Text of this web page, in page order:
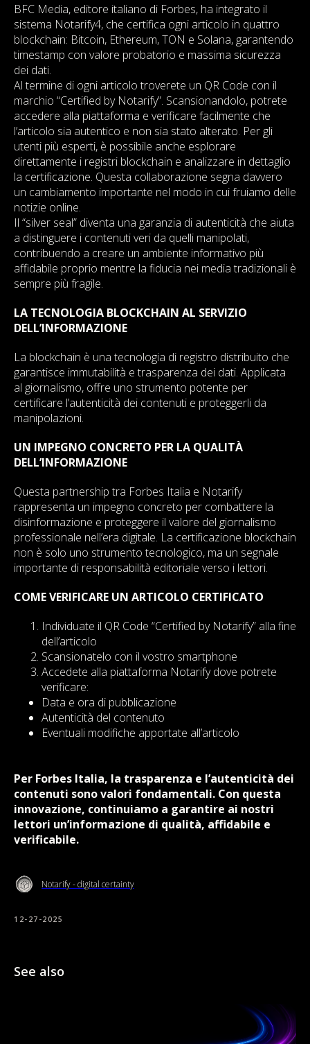
BFC Media, editore italiano di Forbes, ha integrato il
sistema Notarify4, che certifica ogni articolo in quattro
blockchain: Bitcoin, Ethereum, TON e Solana, garantendo
timestamp con valore probatorio e massima sicurezza
dei dati.
Al termine di ogni articolo troverete un QR Code con il
marchio “Certified by Notarify”. Scansionandolo, potrete
accedere alla piattaforma e verificare facilmente che
l’articolo sia autentico e non sia stato alterato. Per gli
utenti più esperti, è possibile anche esplorare
direttamente i registri blockchain e analizzare in dettaglio
la certificazione. Questa collaborazione segna davvero
un cambiamento importante nel modo in cui fruiamo delle
notizie online.
Il “silver seal” diventa una garanzia di autenticità che aiuta
a distinguere i contenuti veri da quelli manipolati,
contribuendo a creare un ambiente informativo più
affidabile proprio mentre la fiducia nei media tradizionali è
sempre più fragile.
LA TECNOLOGIA BLOCKCHAIN AL SERVIZIO
DELL’INFORMAZIONE
La blockchain è una tecnologia di registro distribuito che
garantisce immutabilità e trasparenza dei dati. Applicata
al giornalismo, offre uno strumento potente per
certificare l’autenticità dei contenuti e proteggerli da
manipolazioni.
UN IMPEGNO CONCRETO PER LA QUALITÀ
DELL’INFORMAZIONE
Questa partnership tra Forbes Italia e Notarify
rappresenta un impegno concreto per combattere la
disinformazione e proteggere il valore del giornalismo
professionale nell’era digitale. La certificazione blockchain
non è solo uno strumento tecnologico, ma un segnale
importante di responsabilità editoriale verso i lettori.
COME VERIFICARE UN ARTICOLO CERTIFICATO
Individuate il QR Code “Certified by Notarify” alla fine
dell’articolo
Scansionatelo con il vostro smartphone
Accedete alla piattaforma Notarify dove potrete
verificare:
Data e ora di pubblicazione
Autenticità del contenuto
Eventuali modifiche apportate all’articolo
Per Forbes Italia, la trasparenza e l’autenticità dei
contenuti sono valori fondamentali. Con questa
innovazione, continuiamo a garantire ai nostri
lettori un’informazione di qualità, affidabile e
verificabile.
Notarify - digital certainty
12-27-2025
See also